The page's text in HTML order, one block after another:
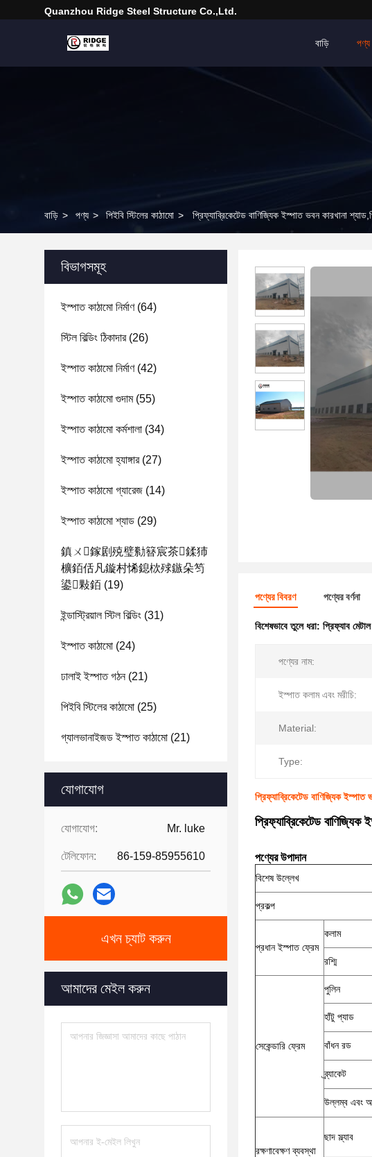
Quanzhou Ridge Steel Structure Co.,Ltd.
বাড়ি পণ্য
বাড়ি > পণ্য > পিইবি স্টিলের কাঠামো > প্রিফ্যাব্রিকেটেড বাণিজ্যিক ইস্পাত ভবন কারখানা
বিভাগসমূহ
ইস্পাত কাঠামো নির্মাণ(64)
স্টিল বিল্ডিং ঠিকাদার(26)
ইস্পাত কাঠামো নির্মাণ(42)
ইস্পাত কাঠামো গুদাম(55)
ইস্পাত কাঠামো কর্মশালা (34)
ইস্পাত কাঠামো হ্যাঙ্গার(27)
ইস্পাত কাঠামো গ্যারেজ (14)
ইস্পাত কাঠামো শ্যাড (29)
鎮ㄨ鎵剧殑璧勬簮宸茶鍒犻
櫎銆佸凡鏇村悕鎴栨殏鏃朵笉
鍙敤銆 (19)
ইন্ডাস্ট্রিয়াল স্টিল বিল্ডিং (31)
ইস্পাত কাঠামো (24)
ঢালাই ইস্পাত গঠন(21)
পিইবি স্টিলের কাঠামো (25)
গ্যালভানাইজড ইস্পাত কাঠামো (21)
যোগাযোগ
যোগাযোগ: Mr. luke
টেলিফোন: 86-159-85955610
এখন চ্যাট করুন
আমাদের মেইল করুন
পণ্যের বিবরণ পণ্যের বর্ণনা
বিশেষভাবে তুলে ধরা: প্রিফ্যাব
পণ্যের নাম:
ইস্পাত কলাম এবং মরীচি:
Material:
Type:
প্রিফ্যাব্রিকেটেড বাণিজ্যিক ইস্পাত
প্রিফ্যাব্রিকেটেড
পণ্যের উপাদান
বিশেষ উল্লেখ
প্রকল্প
প্রধান ইস্পাত ফ্রেম
কলাম
রশ্মি
সেকেন্ডারি ফ্রেম
পুলিন
হাঁটু প্যাড
বাঁধন রড
ব্র্যাকেট
উল্লম্ব এবং
রক্ষণাবেক্ষণ ব্যবস্থা
ছাদ স্ল্যাব